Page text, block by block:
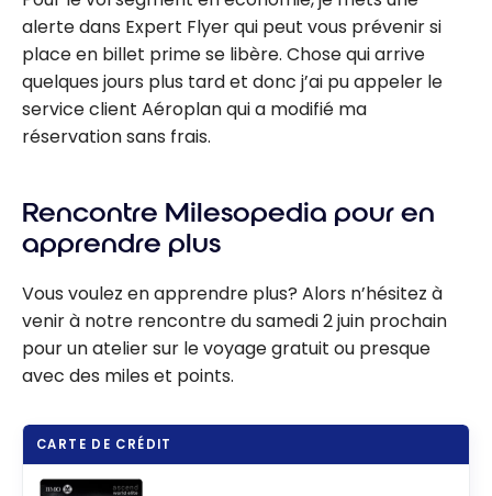
alerte dans Expert Flyer qui peut vous prévenir si
place en billet prime se libère. Chose qui arrive
quelques jours plus tard et donc j’ai pu appeler le
service client Aéroplan qui a modifié ma
réservation sans frais.
Rencontre Milesopedia pour en
apprendre plus
Vous voulez en apprendre plus? Alors n’hésitez à
venir à notre rencontre du samedi 2 juin prochain
pour un atelier sur le voyage gratuit ou presque
avec des miles et points.
CARTE DE CRÉDIT